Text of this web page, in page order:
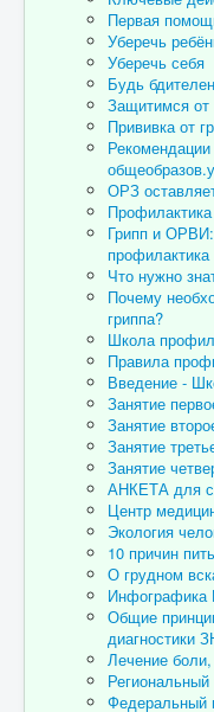
Первая
Уберечь
Уберечь себя
Будь бдителен
Защитимся от
Прививка от
ОРЗ
Грипп и ОРВИ:
профилактика
Что нужно
Почему
гриппа?
Школа
Правила
Введение -
Занятие
Занятие
Занятие
Занятие
АНКЕТА для
Центр
Экология
10 причин
О грудном
Общие
диагностики
Лечение
Федеральный